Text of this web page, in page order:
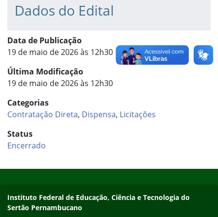
Dados do Edital
Data de Publicação
19 de maio de 2026 às 12h30
Última Modificação
19 de maio de 2026 às 12h30
Categorias
Contratação Direta, Dispensa, Licitações
Status
Encerrado
Endereço
Instituto Federal de Educação, Ciência e Tecnologia do
Sertão Pernambucano